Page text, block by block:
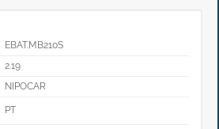
EBAT.MB210S
2.19
NIPOCAR
PT